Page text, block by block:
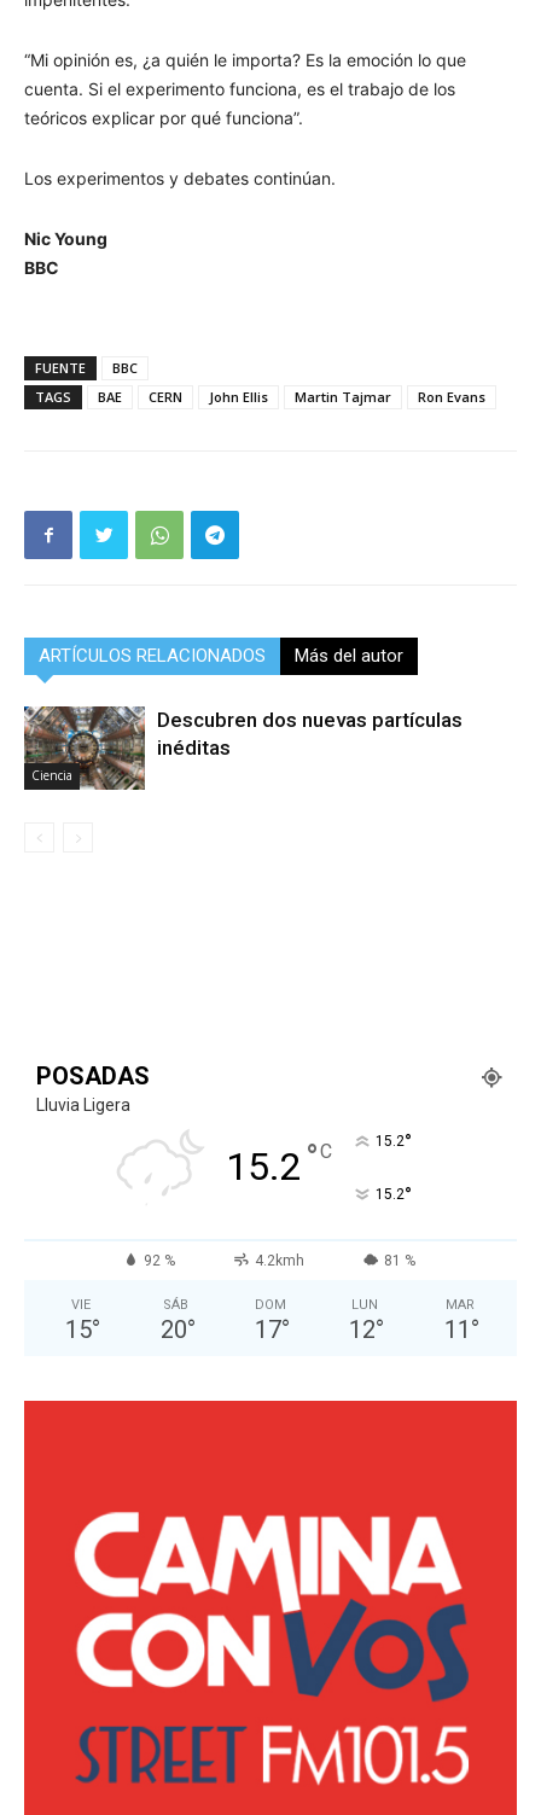
“Mi opinión es, ¿a quién le importa? Es la emoción lo que
cuenta. Si el experimento funciona, es el trabajo de los
teóricos explicar por qué funciona”.
Los experimentos y debates continúan.
Nic Young
BBC
FUENTE
BBC
TAGS
BAE CERN John Ellis Martin Tajmar Ron Evans
ARTÍCULOS RELACIONADOS Más del autor
Ciencia
Descubren dos nuevas partículas
inéditas
POSADAS
Lluvia Ligera
15.2 °C 15.2°
15.2°
92 % 4.2kmh 81 %
VIE
15°
SÁB
20°
DOM
17°
LUN
12°
MAR
11 °